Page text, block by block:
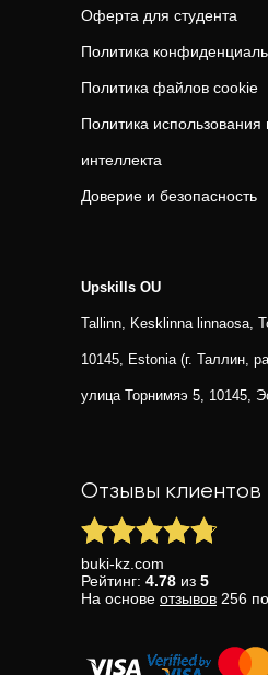
Оферта для студента
Политика
Политика файлов cookie
Политика использования
интеллекта
Доверие и безопасность
Upskills OU
Tallinn, Kesklinna linnaosa,
10145, Estonia (г. Таллин,
улица Торнимяэ 5, 10145,
Отзывы клиентов
buki-kz.com
Рейтинг: 4.78 из 5
На основе отзывов 256